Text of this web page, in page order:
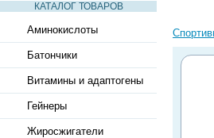
КАТАЛОГ ТОВАРОВ
Аминокислоты
Батончики
Витамины и адаптогены
Гейнеры
Жиросжигатели